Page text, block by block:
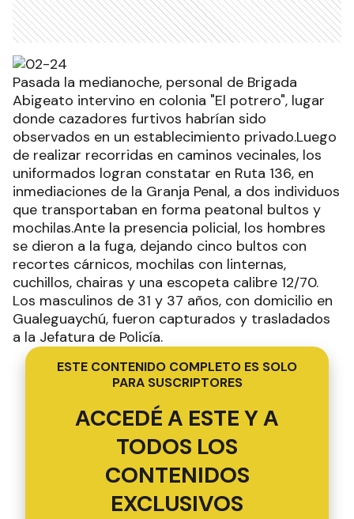
Pasada la medianoche, personal de Brigada
Abigeato intervino en colonia "El potrero", lugar
donde cazadores furtivos habrían sido
observados en un establecimiento privado.Luego
de realizar recorridas en caminos vecinales, los
uniformados logran constatar en Ruta 136, en
inmediaciones de la Granja Penal, a dos individuos
que transportaban en forma peatonal bultos y
mochilas.Ante la presencia policial, los hombres
se dieron a la fuga, dejando cinco bultos con
recortes cárnicos, mochilas con linternas,
cuchillos, chairas y una escopeta calibre 12/70.
Los masculinos de 31 y 37 años, con domicilio en
Gualeguaychú, fueron capturados y trasladados
a la Jefatura de Policía.
ESTE CONTENIDO COMPLETO ES SOLO
PARA SUSCRIPTORES
ACCEDÉ A ESTE Y A
TODOS LOS
CONTENIDOS
EXCLUSIVOS